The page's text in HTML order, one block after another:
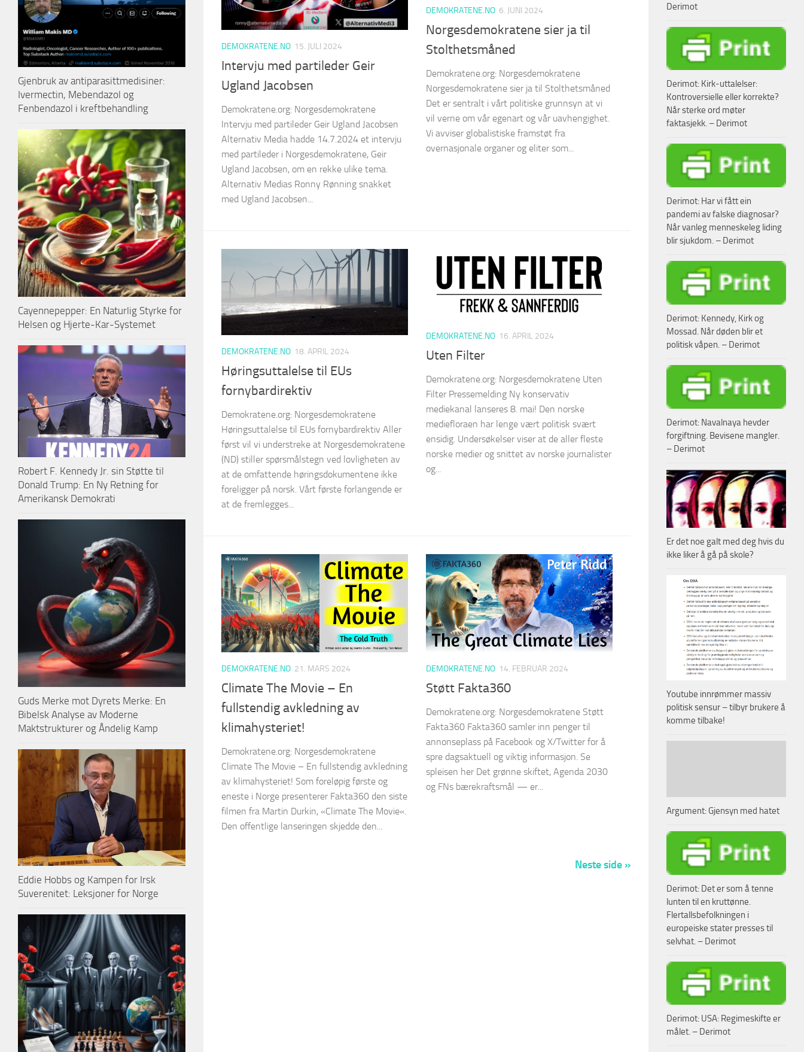
DEMOKRATENE.NO 15. JULI 2024
Intervju med partileder Geir
Ugland Jacobsen
Demokratene.org: Norgesdemokratene
Intervju med partileder Geir Ugland Jacobsen
Alternativ Media hadde 14.7.2024 et intervju
med partileder i Norgesdemokratene, Geir
Ugland Jacobsen, om en rekke ulike tema.
Alternativ Medias Ronny Rønning snakket
med Ugland Jacobsen...
DEMOKRATENE.NO 6. JUNI 2024
Norgesdemokratene sier ja til
Stolthetsmåned
Demokratene.org: Norgesdemokratene
Norgesdemokratene sier ja til Stolthetsmåned
Det er sentralt i vårt politiske grunnsyn at vi
vil verne om vår egenart og vår uavhengighet.
Vi avviser globalistiske framstøt fra
overnasjonale organer og eliter som...
DEMOKRATENE.NO 18. APRIL 2024
Høringsuttalelse til EUs
fornybardirektiv
Demokratene.org: Norgesdemokratene
Høringsuttalelse til EUs fornybardirektiv Aller
først vil vi understreke at Norgesdemokratene
(ND) stiller spørsmålstegn ved lovligheten av
at de omfattende høringsdokumentene ikke
foreligger på norsk. Vårt første forlangende er
at de fremlegges...
DEMOKRATENE.NO 16. APRIL 2024
Uten Filter
Demokratene.org: Norgesdemokratene Uten
Filter Pressemelding Ny konservativ
mediekanal lanseres 8. mai! Den norske
mediefloraen har lenge vært politisk svært
ensidig. Undersøkelser viser at de aller fleste
norske medier og snittet av norske journalister
og...
DEMOKRATENE.NO 21. MARS 2024
Climate The Movie – En
fullstendig avkledning av
klimahysteriet!
Demokratene.org: Norgesdemokratene
Climate The Movie – En fullstendig avkledning
av klimahysteriet! Som foreløpig første og
eneste i Norge presenterer Fakta360 den siste
filmen fra Martin Durkin, «Climate The Movie«.
Den offentlige lanseringen skjedde den...
DEMOKRATENE.NO 14. FEBRUAR 2024
Støtt Fakta360
Demokratene.org: Norgesdemokratene Støtt
Fakta360 Fakta360 samler inn penger til
annonseplass på Facebook og X/Twitter for å
spre dagsaktuell og viktig informasjon. Se
spleisen her Det grønne skiftet, Agenda 2030
og FNs bærekraftsmål — er...
Neste side »
Gjenbruk av antiparasittmedisiner:
Ivermectin, Mebendazol og
Fenbendazol i kreftbehandling
Cayennepepper: En Naturlig Styrke for
Helsen og Hjerte-Kar-Systemet
Robert F. Kennedy Jr. sin Støtte til
Donald Trump: En Ny Retning for
Amerikansk Demokrati
Guds Merke mot Dyrets Merke: En
Bibelsk Analyse av Moderne
Maktstrukturer og Åndelig Kamp
Eddie Hobbs og Kampen for Irsk
Suverenitet: Leksjoner for Norge
Derimot
Derimot: Kirk-uttalelser:
Kontroversielle eller korrekte?
Når sterke ord møter
faktasjekk. – Derimot
Derimot: Har vi fått ein
pandemi av falske diagnosar?
Når vanleg menneskeleg liding
blir sjukdom. – Derimot
Derimot: Kennedy, Kirk og
Mossad. Når døden blir et
politisk våpen. – Derimot
Derimot: Navalnaya hevder
forgiftning. Bevisene mangler.
– Derimot
Er det noe galt med deg hvis du
ikke liker å gå på skole?
Youtube innrømmer massiv
politisk sensur – tilbyr brukere å
komme tilbake!
Argument: Gjensyn med hatet
Derimot: Det er som å tenne
lunten til en kruttønne.
Flertallsbefolkningen i
europeiske stater presses til
selvhat. – Derimot
Derimot: USA: Regimeskifte er
målet. – Derimot